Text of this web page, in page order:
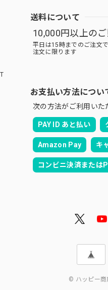
送料について
10,000円以上の
平日は15時までのご注文
注文に限ります
お支払い方法につい
次の方法がご利用いた
PAY ID あと払い
Amazon Pay キ
コンビニ決済または
© ハッピー商